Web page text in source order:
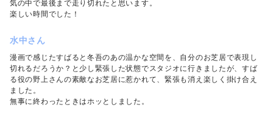
気の中で最後まで走り切れたと思います。
楽しい時間でした！
水中さん
漫画で感じたすばると冬吾のあの温かな空間を、自分のお芝居で表現し
切れるだろうか？と少し緊張した状態でスタジオに行きましたが、すば
る役の野上さんの素敵なお芝居に惹かれて、緊張も消え楽しく掛け合え
ました。
無事に終わったときはホッとしました。